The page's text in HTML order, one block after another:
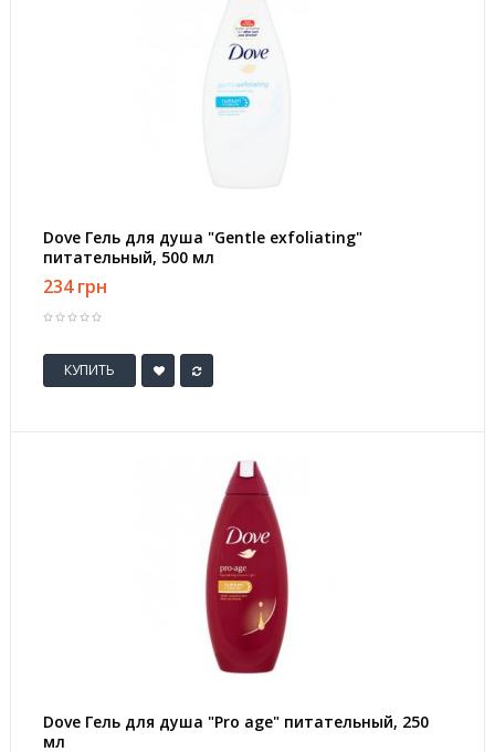
Dove Гель для душа "Gentle exfoliating"
питательный, 500 мл
234 грн
КУПИТЬ
Dove Гель для душа "Pro age" питательный, 250
мл